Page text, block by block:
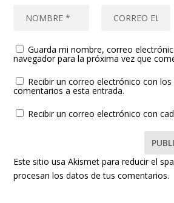
Guarda mi nombre, correo
navegador para la próxima vez que
Recibir un correo electrónico con los
comentarios a esta entrada.
Recibir un correo electrónico con
Este sitio usa Akismet para reducir el
procesan los datos de tus comentarios.